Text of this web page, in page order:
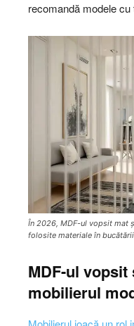
recomandă modele
În 2026, MDF-ul vopsit mat
folosite materiale în
MDF-ul
mobilierul